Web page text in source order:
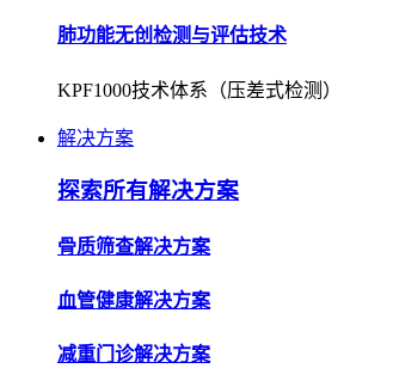
解决方案
探索所有解决方案
骨质筛查解决方案
血管健康解决方案
减重门诊解决方案
精神管理解决方案
内容中心